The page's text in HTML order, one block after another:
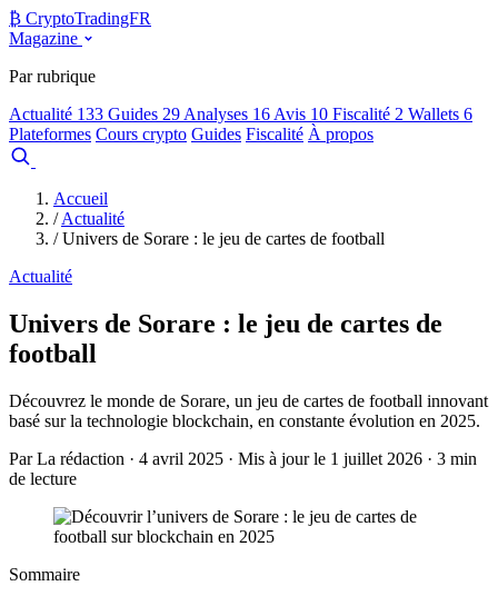
₿ CryptoTradingFR
Magazine
Par rubrique
Actualité 133 Guides 29 Analyses 16 Avis 10 Fiscalité 2 Wallets 6
Plateformes Cours crypto Guides Fiscalité À propos
Accueil
/ Actualité
/ Univers de Sorare : le jeu de cartes de football
Actualité
Univers de Sorare : le jeu de cartes de
football
Découvrez le monde de Sorare, un jeu de cartes de football innovant
basé sur la technologie blockchain, en constante évolution en 2025.
Par La rédaction · 4 avril 2025 · Mis à jour le 1 juillet 2026 · 3 min
de lecture
Sommaire